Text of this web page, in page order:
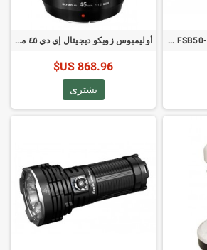
إيه جي إم إكسبلوريتور FSB50-640 - منظار التصوير المدمج أوليمبوس زويكو ديجيتال إي دي ٤٥ مم برو - عدسة مايكرو ٤:٣
868.96 US$
يشترى